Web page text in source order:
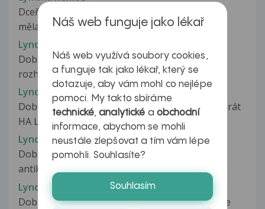
Dceři, 9 let byla zjištěna z krve borelioza. Klíště
měla před 4 měsíci za levým...
Lyndinette - 2 plata a zapomenutí
Dobrý den paní doktorko, je léto, tak jsem se
rozhodla vzít dvě platíčka...
Lyndinette 20
Dobrý den,po dvou měsících jsem opět začala brát
HA Lindynette 20,ale nasadila...
Lyndinette 20
Dobrý den , mám menší dotaz napojila jsem si
antikoncepci protože jsem šli na...
Lyndinnete 20
Dobrý den, začala jsem brát HA bez menstruace
Náš web funguje jako lékař
Náš web využívá soubory cookies,
a funguje tak jako lékař, který se
dotazuje, aby vám mohl co nejlépe
pomoci. My takto sbíráme
technické,analytické a obchodní
informace, abychom se mohli
neustále zlepšovat a tím vám lépe
pomohli. Souhlasíte?
Souhlasím